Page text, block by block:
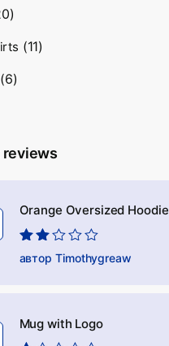
(11)
(6)
reviews
Orange Oversized Hoodie
Оцінено
в 2 з
автор Timothygreaw
Mug with Logo